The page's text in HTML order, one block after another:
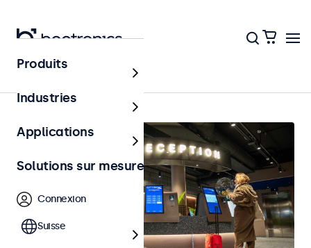
Accueil
Produits
Industries
Applications
Solutions sur mesure
Connexion
Suisse